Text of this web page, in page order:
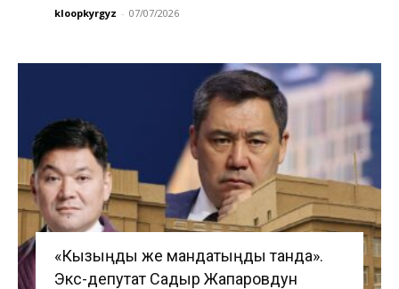
kloopkyrgyz - 07/07/2026
«Кызыңды же мандатыңды танда».
Экс-депутат Садыр Жапаровдун